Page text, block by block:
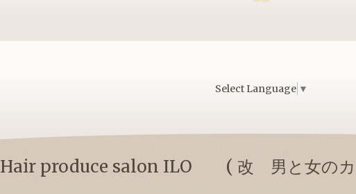
Select Language ▼
Hair produce salon ILO ( 改 男と女のカ